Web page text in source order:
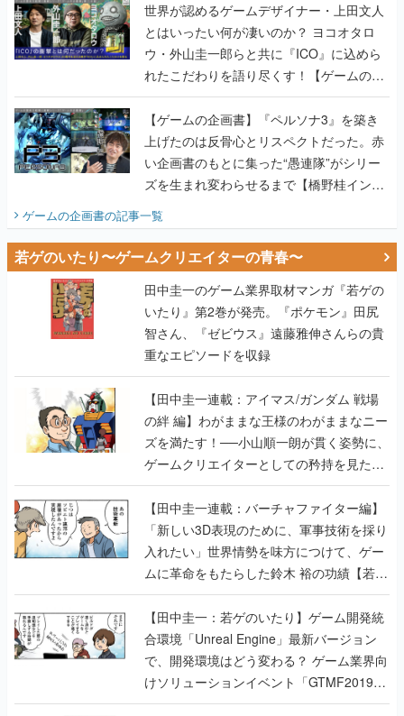
世界が認めるゲームデザイナー・上田文人
とはいったい何が凄いのか？ ヨコオタロ
ウ・外山圭一郎らと共に『ICO』に込めら
れたこだわりを語り尽くす！【ゲームの企
画書】
【ゲームの企画書】『ペルソナ3』を築き
上げたのは反骨心とリスペクトだった。赤
い企画書のもとに集った“愚連隊”がシリー
ズを生まれ変わらせるまで【橋野桂インタ
ビュー】
ゲームの企画書の記事一覧
若ゲのいたり〜ゲームクリエイターの青春〜
田中圭一のゲーム業界取材マンガ『若ゲの
いたり』第2巻が発売。『ポケモン』田尻
智さん、『ゼビウス』遠藤雅伸さんらの貴
重なエピソードを収録
【田中圭一連載：アイマス/ガンダム 戦場
の絆 編】わがままな王様のわがままなニー
ズを満たす！──小山順一朗が貫く姿勢に、
ゲームクリエイターとしての矜持を見た
【若ゲのいたり最終回】
【田中圭一連載：バーチャファイター編】
「新しい3D表現のために、軍事技術を採り
入れたい」世界情勢を味方につけて、ゲー
ムに革命をもたらした鈴木 裕の功績【若ゲ
のいたり】
【田中圭一：若ゲのいたり】ゲーム開発統
合環境「Unreal Engine」最新バージョン
で、開発環境はどう変わる？ ゲーム業界向
けソリューションイベント「GTMF2019」
に行って、より理解を深めよう【PR】